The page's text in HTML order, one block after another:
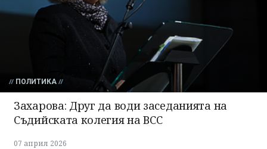
ПОЛИТИКА
Захарова: Друг да води заседанията на
Съдийската колегия на ВСС
07 април 2026